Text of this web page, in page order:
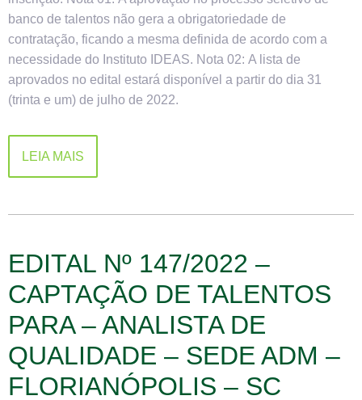
banco de talentos não gera a obrigatoriedade de
contratação, ficando a mesma definida de acordo com a
necessidade do Instituto IDEAS. Nota 02: A lista de
aprovados no edital estará disponível a partir do dia 31
(trinta e um) de julho de 2022.
LEIA MAIS
EDITAL Nº 147/2022 –
CAPTAÇÃO DE TALENTOS
PARA – ANALISTA DE
QUALIDADE – SEDE ADM –
FLORIANÓPOLIS – SC